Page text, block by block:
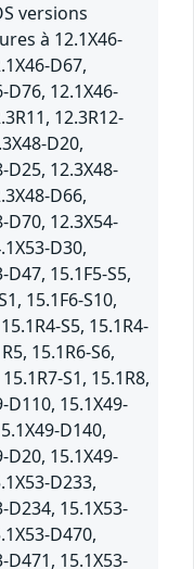
versions
à 12.1X46-
D67,
D76, 12.1X46-
12.3R12-
D20,
D25, 12.3X48-
D66,
D70, 12.3X54-
D30,
D47, 15.1F5-S5,
15.1F6-S10,
S5, 15.1R4-
15.1R6-S6,
S1, 15.1R8,
D110, 15.1X49-
D140,
D20, 15.1X49-
D233,
D234, 15.1X53-
D470,
D471, 15.1X53-